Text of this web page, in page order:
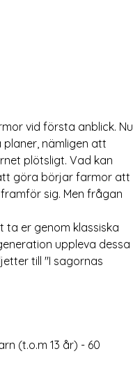
vid första anblick. Nu
planer, nämligen att
plötsligt. Vad kan
göra börjar farmor att
sig. Men frågan
ta er genom klassiska
uppleva dessa
till "I sagornas
(t.o.m 13 år) - 60